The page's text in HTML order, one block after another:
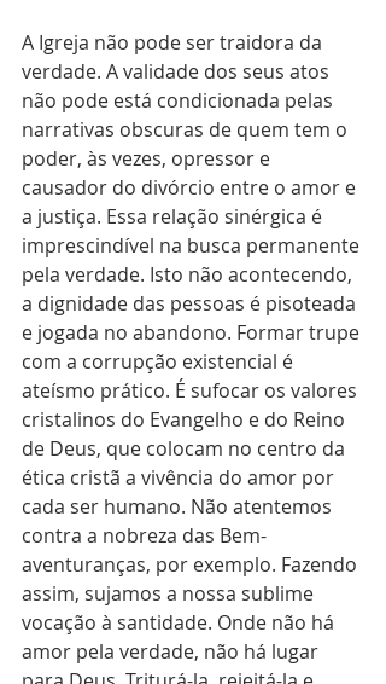
A Igreja não pode ser traidora da
verdade. A validade dos seus atos
não pode está condicionada pelas
narrativas obscuras de quem tem o
poder, às vezes, opressor e
causador do divórcio entre o amor e
a justiça. Essa relação sinérgica é
imprescindível na busca permanente
pela verdade. Isto não acontecendo,
a dignidade das pessoas é pisoteada
e jogada no abandono. Formar trupe
com a corrupção existencial é
ateísmo prático. É sufocar os valores
cristalinos do Evangelho e do Reino
de Deus, que colocam no centro da
ética cristã a vivência do amor por
cada ser humano. Não atentemos
contra a nobreza das Bem-
aventuranças, por exemplo. Fazendo
assim, sujamos a nossa sublime
vocação à santidade. Onde não há
amor pela verdade, não há lugar